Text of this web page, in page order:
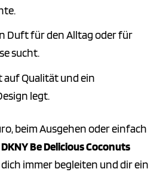
Duft für den Alltag oder für
sucht.
auf Qualität und ein
legt.
beim Ausgehen oder einfach
DKNY Be Delicious Coconuts
immer begleiten und dir ein